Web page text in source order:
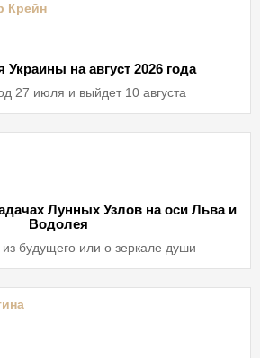
Крейн
Украины на август 2026 года
27 июля и выйдет 10 августа
Лунных Узлов на оси Льва и
Водолея
будущего или о зеркале души